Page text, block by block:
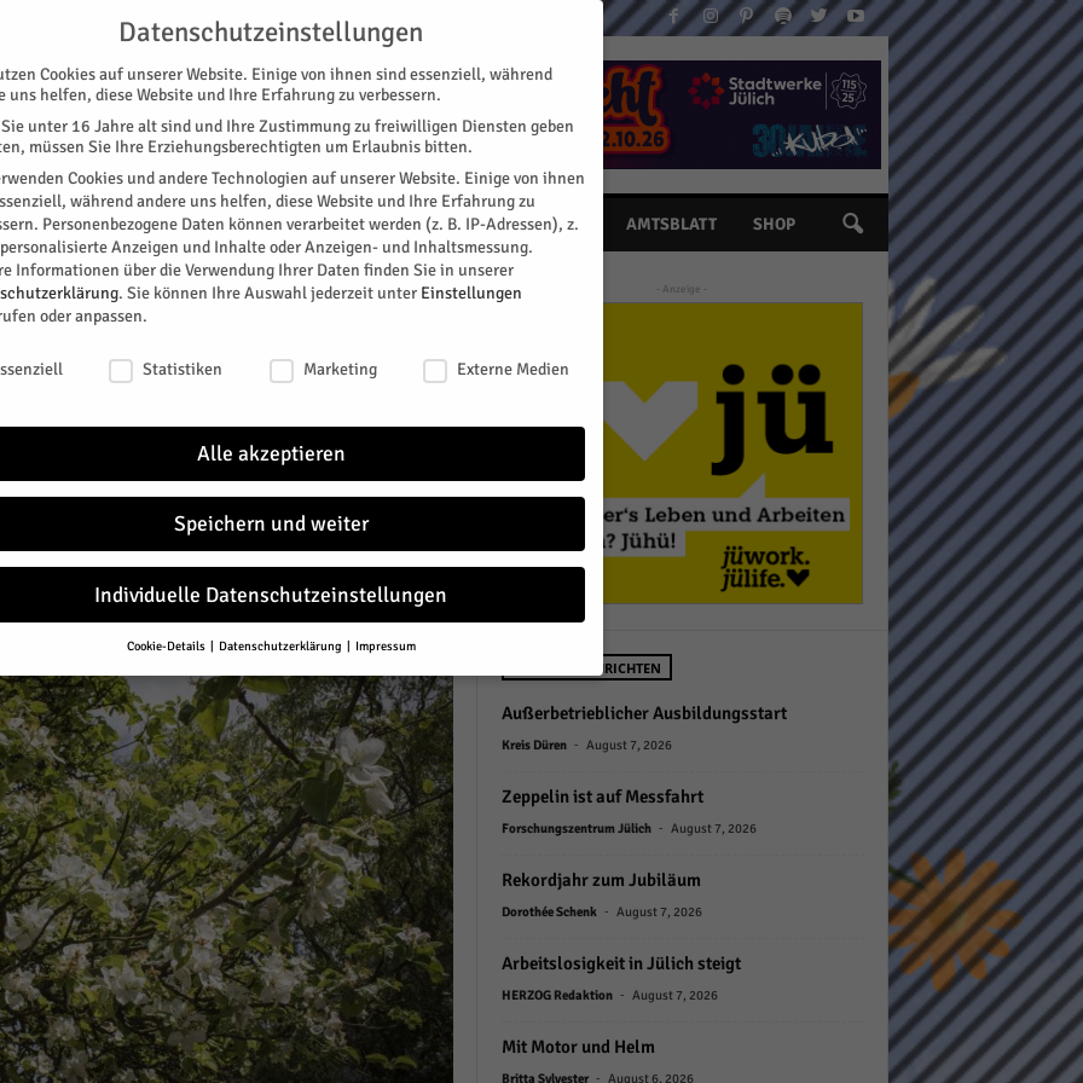
KONTAKT
SPEZIAL E-PAPER KINO GALERIE TERMINE AMTSBLATT SHOP
gefordert
gefordert
Jülich wurde erneut über die Begrünung von
- Anzeige -
NEUSTE NACHRICHTEN
Außerbetrieblicher Ausbildungsstart
Kreis Düren - August 7, 2026
Zeppelin ist auf Messfahrt
Forschungszentrum Jülich - August 7, 2026
Rekordjahr zum Jubiläum
Dorothée Schenk - August 7, 2026
Arbeitslosigkeit in Jülich steigt
HERZOG Redaktion - August 7, 2026
Mit Motor und Helm
Britta Sylvester - August 6, 2026
Datenschutzeinstellungen
Cookies auf unserer Website. Einige von ihnen sind essenziell, während
uns helfen, diese Website und Ihre Erfahrung zu verbessern.
unter 16 Jahre alt sind und Ihre Zustimmung zu freiwilligen Diensten geben
müssen Sie Ihre Erziehungsberechtigten um Erlaubnis bitten.
Cookies und andere Technologien auf unserer Website. Einige von ihnen
während andere uns helfen, diese Website und Ihre Erfahrung zu
Personenbezogene Daten können verarbeitet werden (z. B. IP-Adressen), z.
Anzeigen und Inhalte oder Anzeigen- und Inhaltsmessung.
Informationen über die Verwendung Ihrer Daten finden Sie in unserer
. Sie können Ihre Auswahl jederzeit unter Einstellungen
oder anpassen.
Statistiken Marketing Externe Medien
Alle akzeptieren
Speichern und weiter
Individuelle Datenschutzeinstellungen
Cookie-Details Datenschutzerklärung Impressum
Datenschutzeinstellungen
unter 16 Jahre alt sind und Ihre Zustimmung zu freiwilligen Diensten geben
müssen Sie Ihre Erziehungsberechtigten um Erlaubnis bitten.
Cookies und andere Technologien auf unserer Website. Einige von ihnen
während andere uns helfen, diese Website und Ihre Erfahrung zu
Personenbezogene Daten können verarbeitet werden (z. B. IP-Adressen), z.
Anzeigen und Inhalte oder Anzeigen- und Inhaltsmessung.
Informationen über die Verwendung Ihrer Daten finden Sie in unserer
.
Sie eine Übersicht über alle verwendeten Cookies. Sie können Ihre
zu ganzen Kategorien geben oder sich weitere Informationen anzeigen
und so nur bestimmte Cookies auswählen.
akzeptieren
und weiter